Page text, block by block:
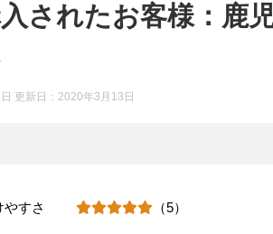
されたお客様：鹿
更新日： 2020年3月13日
やすさ （5）